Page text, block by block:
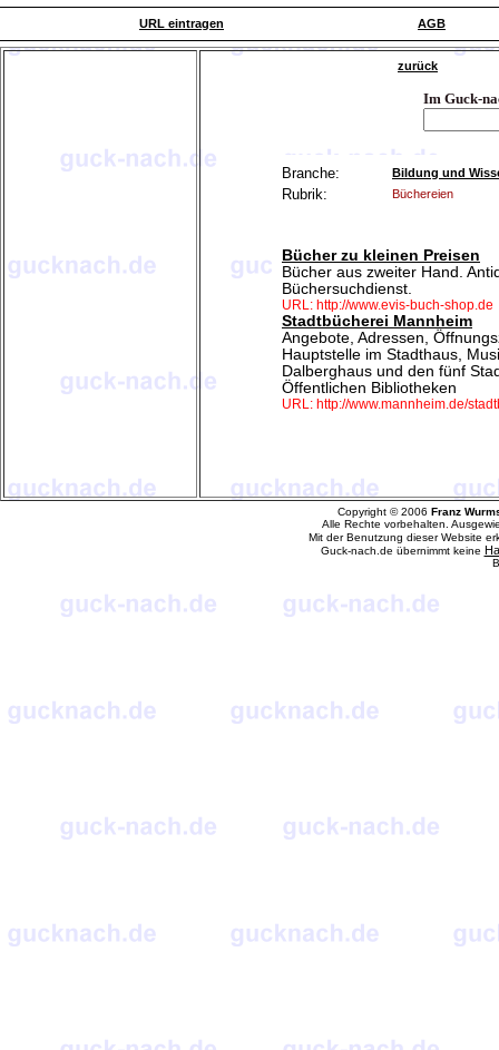
URL eintragen AGB
zurück
Im Guck-
Branche: Bildung und
Rubrik: Büchereien
Bücher zu kleinen Preisen
Bücher aus zweiter Hand.
Büchersuchdienst.
URL: http://www.evis-buch-shop.de
Stadtbücherei Mannheim
Angebote, Adressen,
Hauptstelle im Stadthaus,
Dalberghaus und den fünf
Öffentlichen Bibliotheken
URL: http://www.mannheim.de/
Copyright © 2006 Franz
Alle Rechte vorbehalten.
Mit der Benutzung dieser Website
Guck-nach.de übernimmt keine